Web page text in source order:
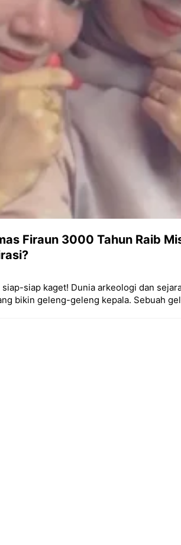
Firaun 3000 Tahun Raib
siap kaget! Dunia arkeologi dan
bikin geleng-geleng kepala. Sebuah
tahun 2026, restoran all you can
eat Kakkoii All You Can Eat
Bandung menghadirkan
penawaran spesial ...
Sambut 2026, Kakkoii
Bandung Hadirkan Pesta All
You Can Eat Mulai Rp
145.000